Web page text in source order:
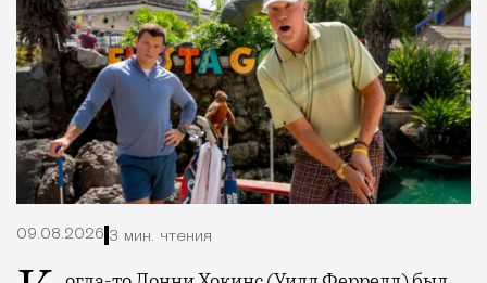
09.08.2026 3 мин. чтения